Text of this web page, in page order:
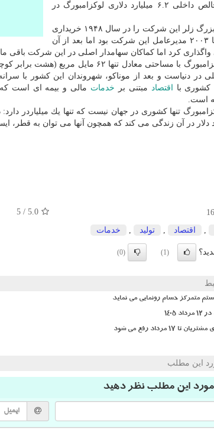
معادل نیمی از تولید ناخالص داخلی ۶.۲ میلیارد دلاری لوكزامبورگ در
دكتر آدولف اشنایدر، پدربزرگ زلر این شركت را در سال ۱۹۴۸ خریداری
كرد. زلر از سال ۱۹۹۰ تا ۲۰۰۳ مدیرعامل این شركت بود اما بعد از آن
كرد اما كماكان سهامدار اصلی در این شركت باقی
جالب است بدایند كه لوكزامبورگ با
كشوری با
اقتصاد مبتنی بر خدمات مالی و بیمه ای است
است.
دلار در آن زندگی می كند كه همچون آنها می توان به قطر،
5.0
/
5
اقتصاد تولید خدمات
(1)
(0)
متمرکز حسام رونمایی می نماید
مرداد رفع می شود
این مطلب
این مطلب نظر دهید